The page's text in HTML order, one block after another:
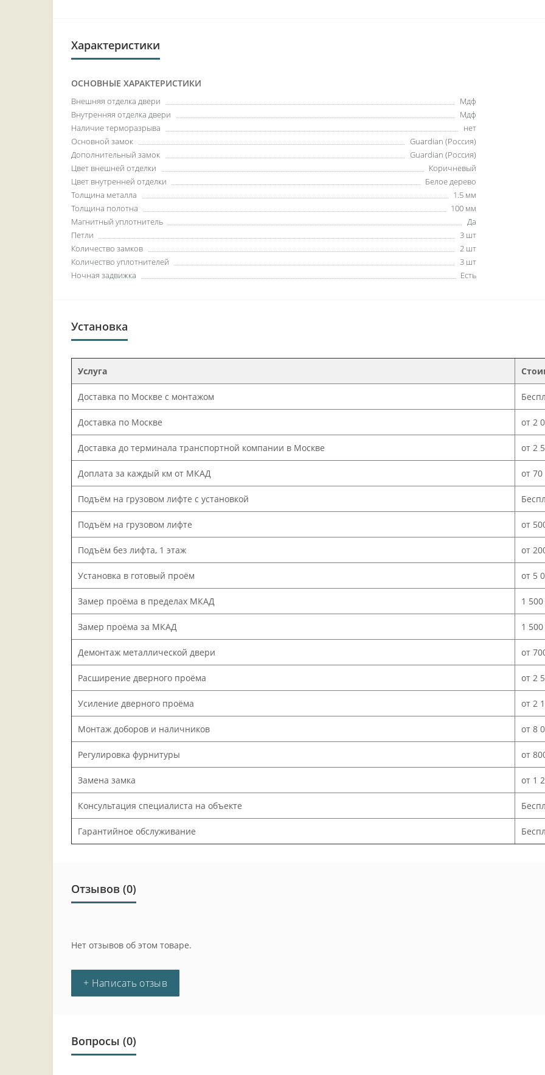
Характеристики
ОСНОВНЫЕ ХАРАКТЕРИСТИКИ
Внешняя отделка двери
Мдф
Внутренняя отделка двери
Мдф
Наличие терморазрыва
нет
Основной замок
Guardian (Россия)
Дополнительный замок
Guardian (Россия)
Цвет внешней отделки
Коричневый
Цвет внутренней отделки
Белое дерево
Толщина металла
1.5 мм
Толщина полотна
100 мм
Магнитный уплотнитель
Да
Петли
3 шт
Количество замков
2 шт
Количество уплотнителей
3 шт
Ночная задвижка
Есть
Установка
Услуга
Доставка по Москве с монтажом
Доставка по Москве от 2
Доставка до терминала транспортной компании в Москве от 2
Доплата за каждый км от МКАД от
Подъём на грузовом лифте с установкой
Подъём на грузовом лифте от
Подъём без лифта, 1 этаж от
Установка в готовый проём от 5
Замер проёма в пределах МКАД 1
Замер проёма за МКАД 1
Демонтаж металлической двери от
Расширение дверного проёма от 2
Усиление дверного проёма от 2
Монтаж доборов и наличников от 8
Регулировка фурнитуры от
Замена замка от 1
Консультация специалиста на объекте
Гарантийное обслуживание
Отзывов (0)
Нет отзывов об этом товаре.
+ Написать отзыв
Вопросы (0)